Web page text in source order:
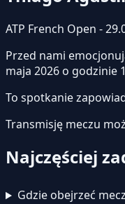
ATP French Open -
Przed nami
maja 2026 o godzinie
To spotkanie
Transmisję meczu
Najczęściej
Gdzie obejrzeć